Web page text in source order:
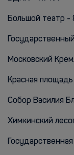
Большой театр -
Московский
Красная
Собор Василия
Химкинский